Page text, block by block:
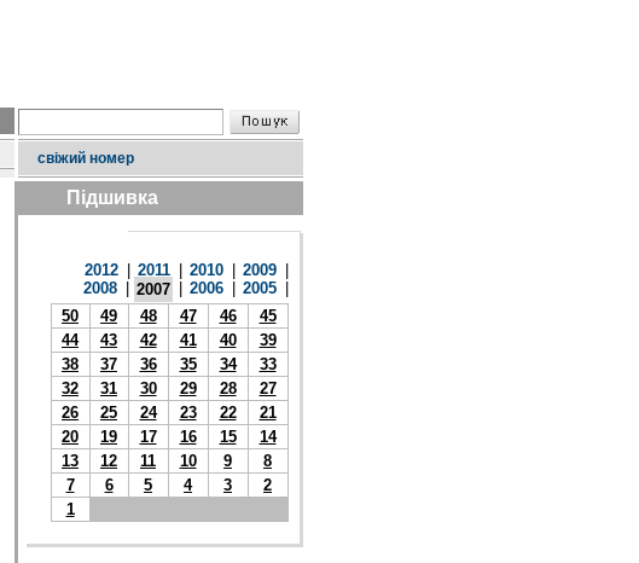
свіжий номер
Підшивка
2012 2011 2010 2009
2008
2007 2006 2005
50
49 48 47 46
45
44
43 42 41 40
39
38
37 36 35 34
33
32
31 30 29 28
27
26
25 24 23 22
21
20
19 17 16 15
14
13
12 11 10 9
8
7
6 5 4 3
2
1